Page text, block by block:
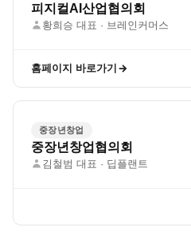
피지컬AI산업협의회
황희승 대표 · 브레인커머스
홈페이지 바로가기
중장년창업
중장년창업협의회
김철범 대표 · 딥플랜트